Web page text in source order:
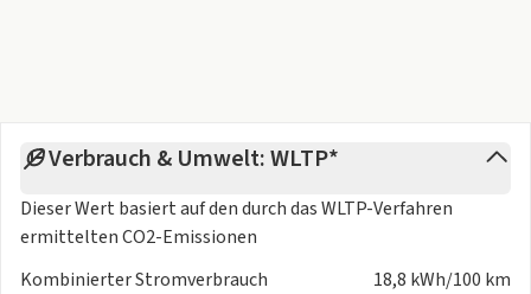
Verbrauch & Umwelt: WLTP*
Dieser Wert basiert auf den durch dasWLTP-Verfahren
ermittelten CO2-Emissionen
Kombinierter Stromverbrauch
18,8 kWh/100 km